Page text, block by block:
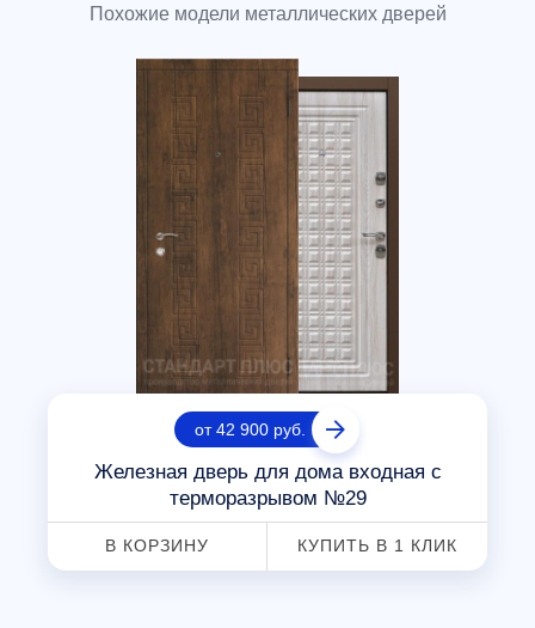
Похожие модели металлических дверей
от 42 900 руб.
Железная дверь для дома входная с
терморазрывом №29
В КОРЗИНУ КУПИТЬ В 1 КЛИК